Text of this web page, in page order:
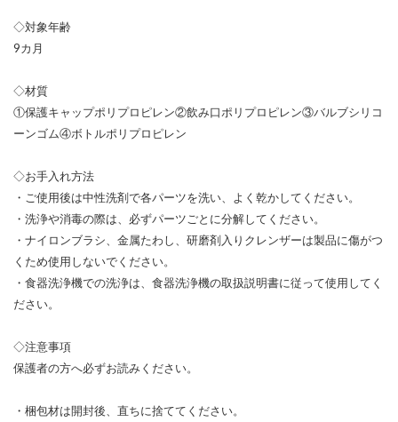
◇対象年齢
9カ月
◇材質
①保護キャップポリプロピレン②飲み口ポリプロピレン③バルブシリコ
ーンゴム④ボトルポリプロピレン
◇お手入れ方法
・ご使用後は中性洗剤で各パーツを洗い、よく乾かしてください。
・洗浄や消毒の際は、必ずパーツごとに分解してください。
・ナイロンブラシ、金属たわし、研磨剤入りクレンザーは製品に傷がつ
くため使用しないでください。
・食器洗浄機での洗浄は、食器洗浄機の取扱説明書に従って使用してく
ださい。
◇注意事項
保護者の方へ必ずお読みください。
・梱包材は開封後、直ちに捨ててください。